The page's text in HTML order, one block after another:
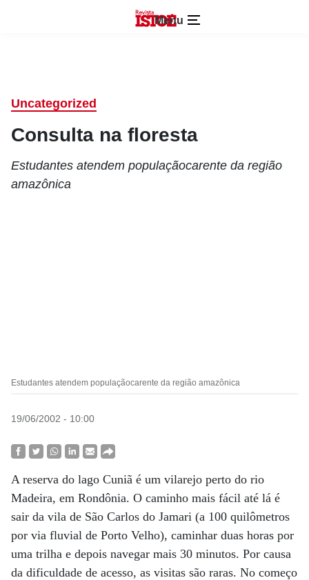
Menu
Uncategorized
Consulta na floresta
Estudantes atendem populaçãocarente da região
amazônica
Estudantes atendem populaçãocarente da região amazônica
19/06/2002 - 10:00
A reserva do lago Cuniã é um vilarejo perto do rio
Madeira, em Rondônia. O caminho mais fácil até lá é
sair da vila de São Carlos do Jamari (a 100 quilômetros
por via fluvial de Porto Velho), caminhar duas horas por
uma trilha e depois navegar mais 30 minutos. Por causa
da dificuldade de acesso, as visitas são raras. No começo